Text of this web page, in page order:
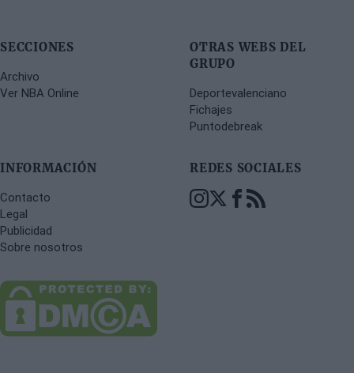
SECCIONES
Archivo
Ver NBA Online
OTRAS WEBS DEL
GRUPO
Deportevalenciano
Fichajes
Puntodebreak
INFORMACIÓN
Contacto
Legal
Publicidad
Sobre nosotros
REDES SOCIALES